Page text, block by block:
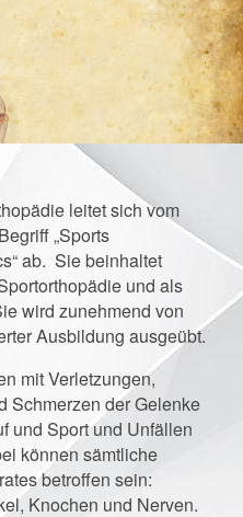
leitet sich vom
„Sports
ab. Sie beinhaltet
und als
wird zunehmend von
Ausbildung ausgeübt.
mit Verletzungen,
Schmerzen der Gelenke
und Sport und Unfällen
können sämtliche
betroffen sein:
Knochen und Nerven.